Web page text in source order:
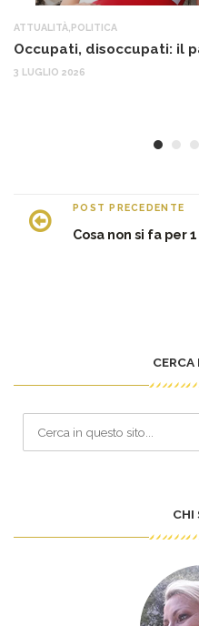
ATTUALITÀ POLITICA
Occupati, disoccupati: il
3 LUGLIO 2026
POST PRECEDENTE
Cosa non si fa per
CHI